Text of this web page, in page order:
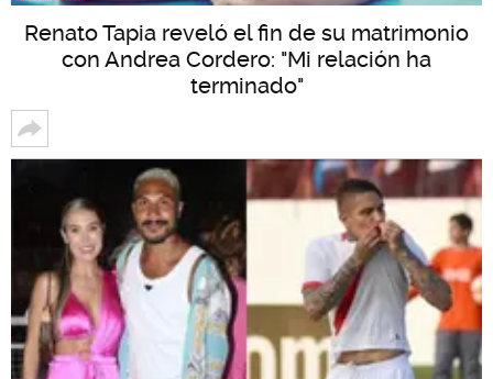
Renato Tapia reveló el fin de su matrimonio
con Andrea Cordero: "Mi relación ha
terminado"